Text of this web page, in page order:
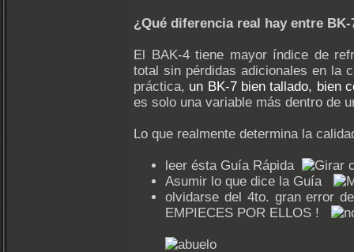
¿Qué diferencia real hay entre
El BAK-4 tiene mayor índice de
total sin pérdidas adicionales en la
práctica, un BK-7 bien tallado, bien
es solo una variable más dentro de
Lo que realmente determina la
leer ésta Guía Rápida
Asumir lo que dice la Guía
olvidarse del 4to. gran error
EMPIECES POR ELLOS !